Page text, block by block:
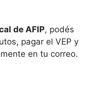
de AFIP, podés
pagar el VEP y
en tu correo.